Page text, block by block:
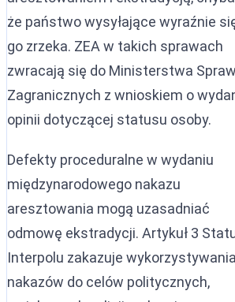
że państwo wysyłające wyraźnie
go zrzeka. ZEA w takich sprawach
zwracają się do Ministerstwa Spraw
Zagranicznych z wnioskiem o
opinii dotyczącej statusu osoby.
Defekty proceduralne w wydaniu
międzynarodowego nakazu
aresztowania mogą uzasadniać
odmowę ekstradycji. Artykuł 3
Interpolu zakazuje wykorzystywania
nakazów do celów politycznych,